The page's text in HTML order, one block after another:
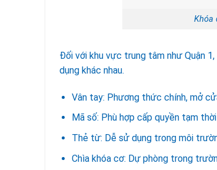
Khóa
Đối với khu vực trung tâm như Quận
dụng khác nhau.
Vân tay: Phương thức chính, mở
Mã số: Phù hợp cấp quyền tạm
Thẻ từ: Dễ sử dụng trong môi
Chìa khóa cơ: Dự phòng trong